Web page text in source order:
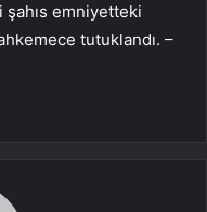
şahıs emniyetteki
tutuklandı. –